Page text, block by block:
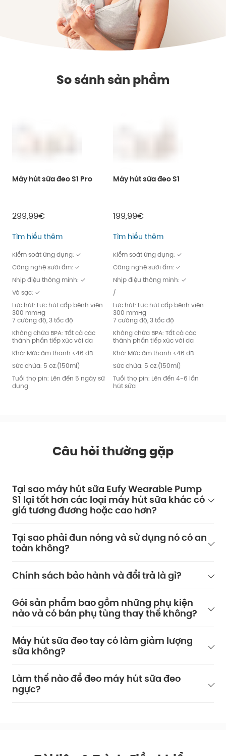
So sánh sản phẩm
Máy hút sữa đeo S1 Pro
299,99€
Tìm hiểu thêmMáy hút sữa đeo S1 Pro
Kiểm soát ứng dụng: ✓
Công nghệ sưởi ấm: ✓
Nhịp điệu thông minh: ✓
Vỏ sạc: ✓
Lực hút: Lực hút cấp bệnh viện
300 mmHg
7 cường độ, 3 tốc độ
Không chứa BPA: Tất cả các
thành phần tiếp xúc với da
Khá: Mức âm thanh <46 dB
Sức chứa: 5 oz.(150ml)
Tuổi thọ pin: Lên đến 5 ngày sử
dụng
Máy hút sữa đeo S1
199,99€
Tìm hiểu thêmMáy hút sữa đeo
Kiểm soát ứng dụng: ✓
Công nghệ sưởi ấm: ✓
Nhịp điệu thông minh: ✓
/
Lực hút: Lực hút cấp bệnh viện
300 mmHg
7 cường độ, 3 tốc độ
Không chứa BPA: Tất cả các
thành phần tiếp xúc với da
Khá: Mức âm thanh <46 dB
Sức chứa: 5 oz.(150ml)
Tuổi thọ pin: Lên đến 4-6 lần
hút sữa
Câu hỏi thường gặp
Tại sao máy hút sữa Eufy Wearable Pump
S1 lại tốt hơn các loại máy hút sữa khác có
giá tương đương hoặc cao hơn?
Tại sao phải đun nóng và sử dụng nó có an
toàn không?
Chính sách bảo hành và đổi trả là gì?
Gói sản phẩm bao gồm những phụ kiện
nào và có bán phụ tùng thay thế không?
Máy hút sữa đeo tay có làm giảm lượng
sữa không?
Làm thế nào để đeo máy hút sữa đeo
ngực?